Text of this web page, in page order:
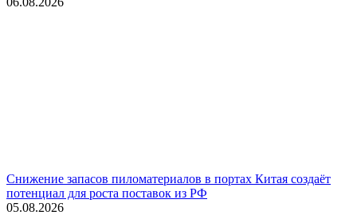
Снижение запасов пиломатериалов в портах Китая создаёт
потенциал для роста поставок из РФ
05.08.2026